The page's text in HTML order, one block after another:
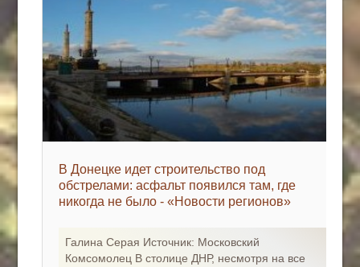
В Донецке идет строительство под
обстрелами: асфальт появился там, где
никогда не было - «Новости регионов»
Галина Серая Источник: Московский
Комсомолец В столице ДНР, несмотря на все